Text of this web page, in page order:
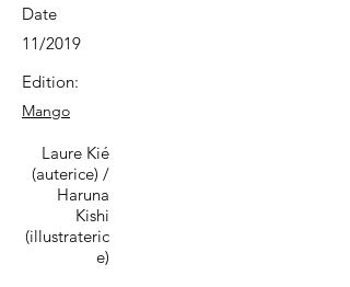
Date
11/2019
Edition:
Mango
Laure Kié
(auterice) /
Haruna
Kishi
(illustrateric
e)